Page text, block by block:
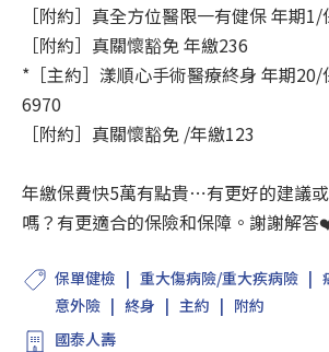
［附約］真全方位醫限一有健保 年期
［附約］真關懷豁免 年繳236
*［主約］漾順心手術醫療終身 年期
6970
［附約］真關懷豁免 /年繳123
年繳保費快5萬有點貴⋯有更好的建議
嗎？有更適合的保險和保障。謝謝解
保單健檢 重大傷病險/重大疾病險
意外險
終身 主約
附約
國泰人壽